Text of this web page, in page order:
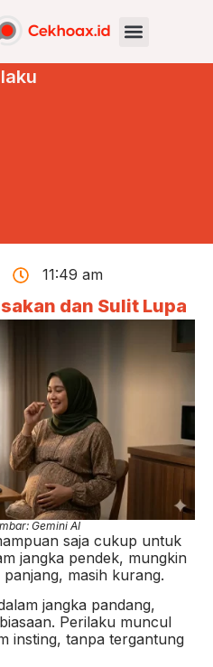
11:49 am
dan Sulit Lupa
Gemini AI
saja cukup untuk
jangka pendek, mungkin
masih kurang.
jangka pandang,
Perilaku muncul
insting, tanpa tergantung